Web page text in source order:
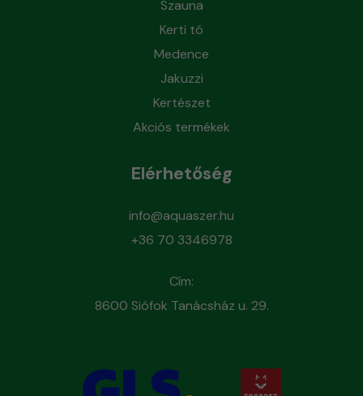
Szauna
Kerti tó
Medence
Jakuzzi
Kertészet
Akciós termékek
Elérhetőség
info@aquaszer.hu
+36 70 3346978
Cím:
8600 Siófok Tanácsház u. 29.